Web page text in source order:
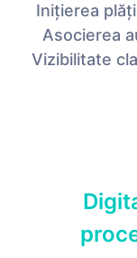
Inițierea
Asocierea
Vizibilitate